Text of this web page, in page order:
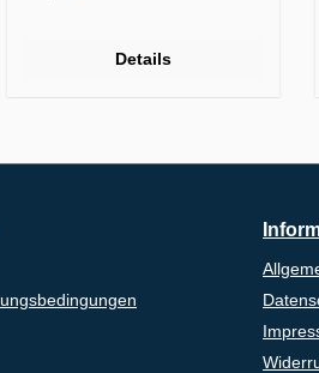
Details